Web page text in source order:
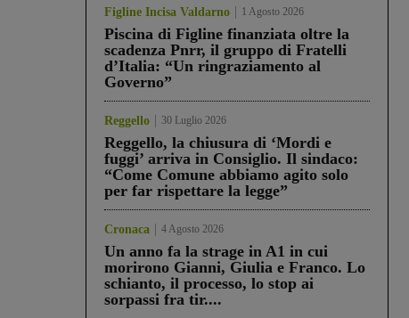
Figline Incisa Valdarno 1 Agosto 2026
Piscina di Figline finanziata oltre la
scadenza Pnrr, il gruppo di Fratelli
d’Italia: “Un ringraziamento al
Governo”
Reggello 30 Luglio 2026
Reggello, la chiusura di ‘Mordi e
fuggi’ arriva in Consiglio. Il sindaco:
“Come Comune abbiamo agito solo
per far rispettare la legge”
Cronaca 4 Agosto 2026
Un anno fa la strage in A1 in cui
morirono Gianni, Giulia e Franco. Lo
schianto, il processo, lo stop ai
sorpassi fra tir....